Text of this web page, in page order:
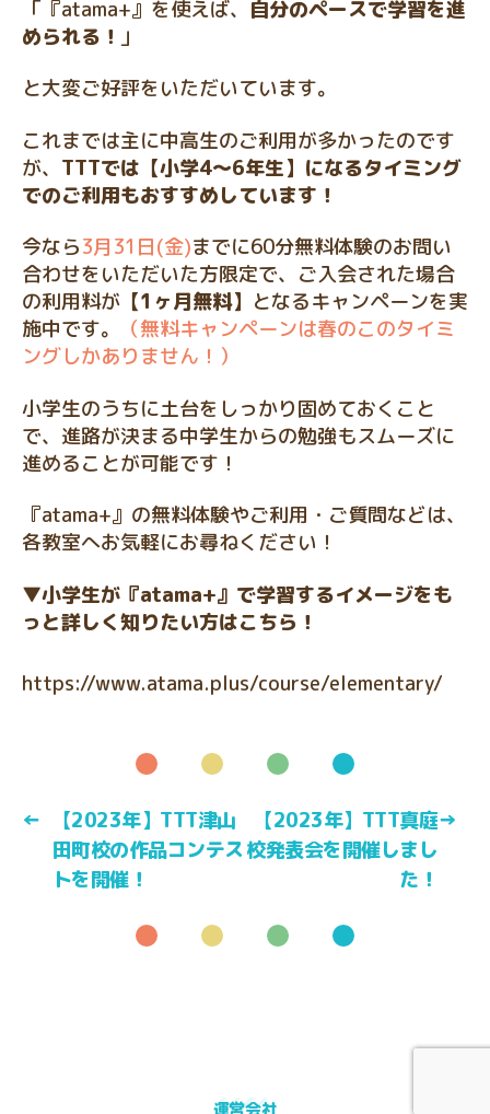
「『atama+』を使えば、 自分のペースで学習を進
められる！ 」
と大変ご好評をいただいています。
これまでは主に中高生のご利用が多かったのです
が、 TTTでは【小学4〜6年生】になるタイミング
でのご利用もおすすめしています！
今なら3月31日(金)までに60分無料体験のお問い
合わせをいただいた方限定で、ご入会された場合
の利用料が 【1ヶ月無料】 となるキャンペーンを実
施中です。
（無料キャンペーンは春のこのタイミ
ングしかありません！）
小学生のうちに土台をしっかり固めておくこと
で、進路が決まる中学生からの勉強もスムーズに
進めることが可能です！
『atama+』の無料体験やご利用・ご質問などは、
各教室へお気軽にお尋ねください！
▼小学生が『atama+』で学習するイメージをも
っと詳しく知りたい方はこちら！
https://www.atama.plus/course/elementary/
←
【2023年】TTT津山
田町校の作品コンテス
トを開催！
→
【2023年】TTT真庭
校発表会を開催しまし
た！
運営会社